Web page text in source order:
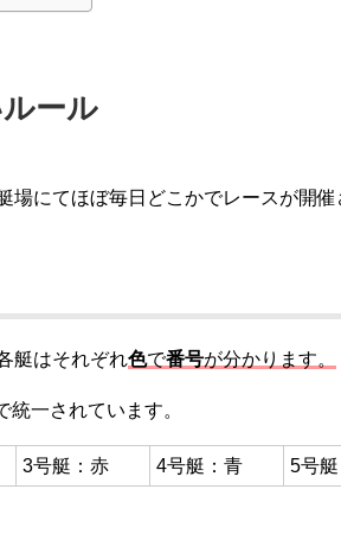
ール
場にてほぼ毎日どこかでレースが開催
艇はそれぞれ色で番号が分かります。
一されています。
3号艇：赤 4号艇：青 5号